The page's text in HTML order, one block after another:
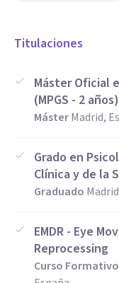
Titulaciones
Máster Oficial
(MPGS - 2 años)
MásterMadrid,
Grado en
Clínica y de la
Graduado
EMDR - Eye
Reprocessing
Curso Formativo